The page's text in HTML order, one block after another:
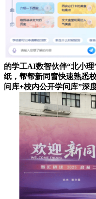
的学工AI数智伙伴“北小
纸，帮帮新同窗快速熟悉
问库+校内公开学问库”深